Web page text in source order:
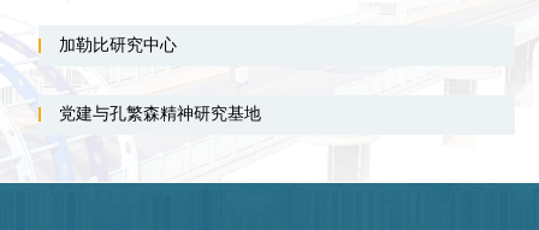
加勒比研究中心
党建与孔繁森精神研究基地